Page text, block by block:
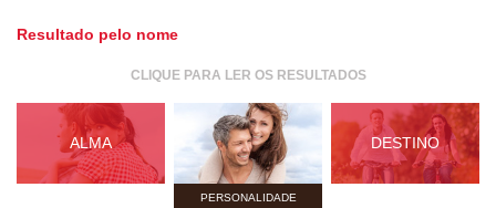
Resultado pelo nome
CLIQUE PARA LER OS RESULTADOS
ALMA
PERSONALIDADE
DESTINO